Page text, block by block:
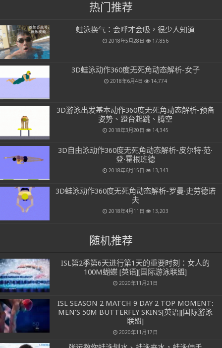
热门推荐
蛙泳换气：会呼才会吸，很少人知道
2018年5月28日 17,856
3D蛙泳动作360度无死角动态解析-女子
2018年6月4日 14,774
3D游泳出发基本动作360度无死角动态解析-预备
姿势、蹬台起跳、腾空
2018年3月20日 14,345
3D自由泳动作360度无死角动态解析-皮尔特·范·
登·霍根班德
2018年6月15日 13,343
3D蛙泳动作360度无死角动态解析-罗曼·史劳德诺
夫
2018年4月11日 13,203
随机推荐
ISL第2季第6天进行第1天的重要时刻：女人的
100M蝴蝶 [英语][国际游泳联盟]
2020年11月21日
ISL SEASON 2 MATCH 9 DAY 2 TOP MOMENT:
MEN’S 50M BUTTERFLY SKINS[英语][国际游泳
联盟]
2020年11月17日